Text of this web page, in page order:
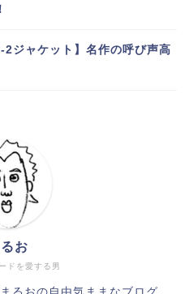
2ジャケット】名作の呼び声高
ドを愛する男
お